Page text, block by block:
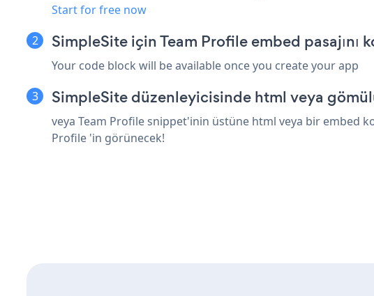
Start for free now
SimpleSite için Team Profile embed pasajını
Your code block will be available once you create your app
SimpleSite düzenleyicisinde html veya
veya Team Profile snippet'inin üstüne html veya bir embed
Profile 'in görünecek!